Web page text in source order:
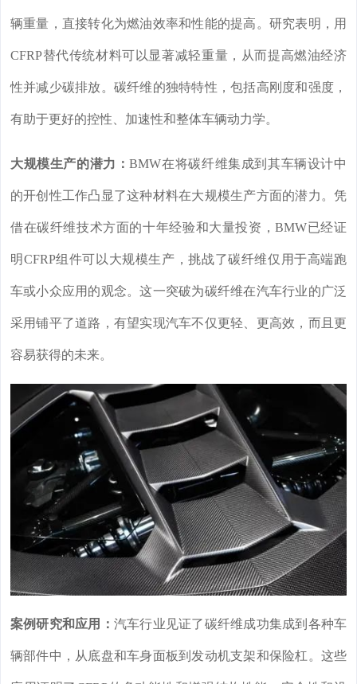
辆重量，直接转化为燃油效率和性能的提高。研究表明，用
CFRP替代传统材料可以显著减轻重量，从而提高燃油经济
性并减少碳排放。碳纤维的独特特性，包括高刚度和强度，
有助于更好的控性、加速性和整体车辆动力学。
大规模生产的潜力：BMW在将碳纤维集成到其车辆设计中
的开创性工作凸显了这种材料在大规模生产方面的潜力。凭
借在碳纤维技术方面的十年经验和大量投资，BMW已经证
明CFRP组件可以大规模生产，挑战了碳纤维仅用于高端跑
车或小众应用的观念。这一突破为碳纤维在汽车行业的广泛
采用铺平了道路，有望实现汽车不仅更轻、更高效，而且更
容易获得的未来。
案例研究和应用： 汽车行业见证了碳纤维成功集成到各种车
辆部件中，从底盘和车身面板到发动机支架和保险杠。这些